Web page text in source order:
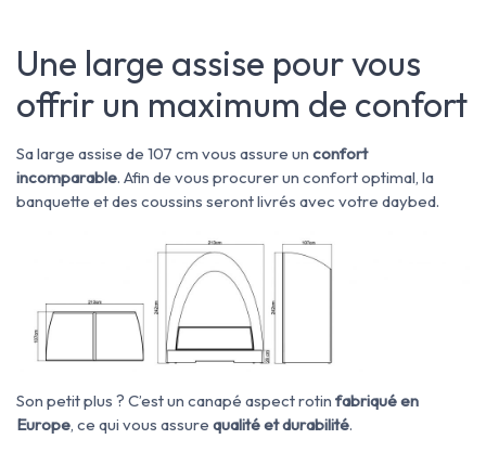
Une large assise pour vous
offrir un maximum de confort
Sa large assise de 107 cm vous assure un confort
incomparable. Afin de vous procurer un confort optimal, la
banquette et des coussins seront livrés avec votre daybed.
Son petit plus ? C’est un canapé aspect rotin fabriqué en
Europe, ce qui vous assure qualité et durabilité.